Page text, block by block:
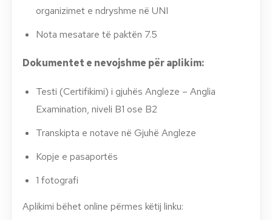
organizimet e ndryshme në UNI
Nota mesatare të paktën 7.5
Dokumentet e nevojshme për aplikim:
Testi (Certifikimi) i gjuhës Angleze – Anglia
Examination, niveli B1 ose B2
Transkipta e notave në Gjuhë Angleze
Kopje e pasaportës
1 fotografi
Aplikimi bëhet online përmes këtij linku: